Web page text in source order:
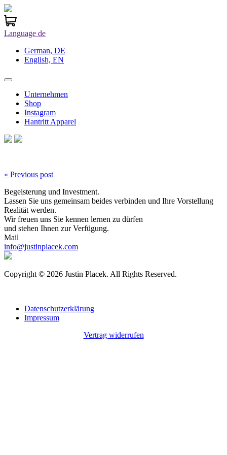
Language de
German, DE
English, EN
Unternehmen
Shop
Instagram
Hantritt Apparel
« Previous post
Begeisterung und Investment.
Lassen Sie uns gemeinsam beides verbinden und Ihre Vorstellung
Realität werden.
Wir freuen uns Sie kennen lernen zu dürfen
und stehen Ihnen zur Verfügung.
Mail
info@justinplacek.com
Copyright © 2026 Justin Placek. All Rights Reserved.
Datenschutzerklärung
Impressum
Vertrag widerrufen